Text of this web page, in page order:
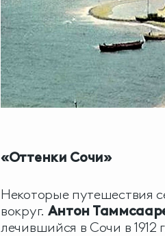
«Оттенки Сочи»
Некоторые путешествия
вокруг. Антон
лечившийся в Сочи в 1912